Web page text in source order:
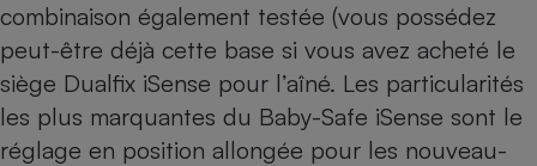
combinaison également testée (vous possédez
peut-être déjà cette base si vous avez acheté le
siège Dualfix iSense pour l’aîné. Les particularités
les plus marquantes du Baby-Safe iSense sont le
réglage en position allongée pour les nouveau-
Robot ménager